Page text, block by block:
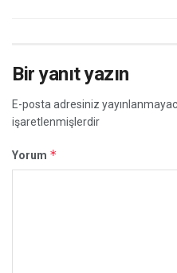
Bir yanıt yazın
E-posta adresiniz
işaretlenmişlerdir
Yorum *